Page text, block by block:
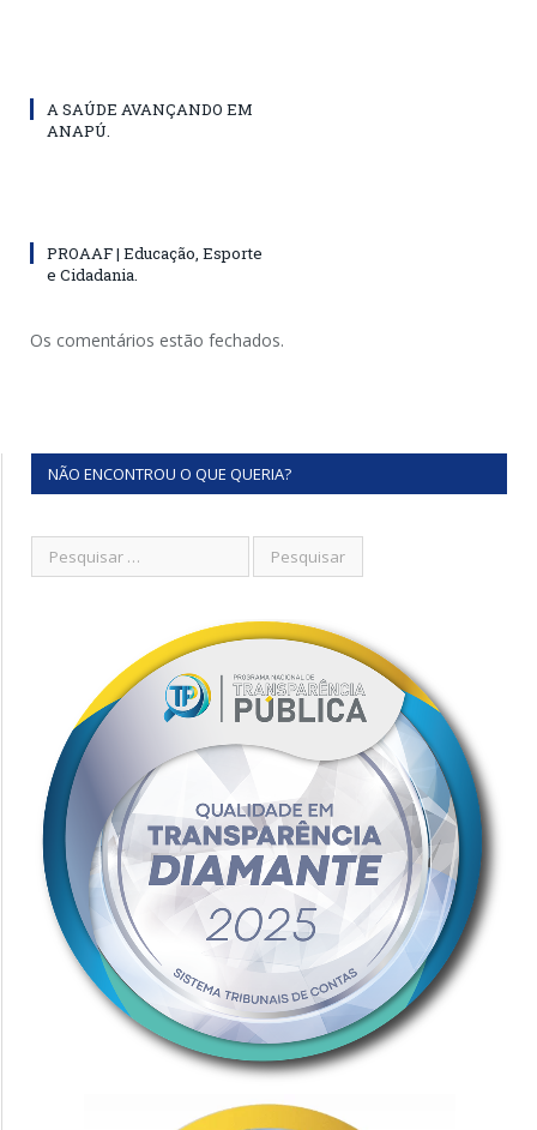
A SAÚDE AVANÇANDO EM
ANAPÚ.
PROAAF | Educação, Esporte
e Cidadania.
Os comentários estão fechados.
NÃO ENCONTROU O QUE QUERIA?